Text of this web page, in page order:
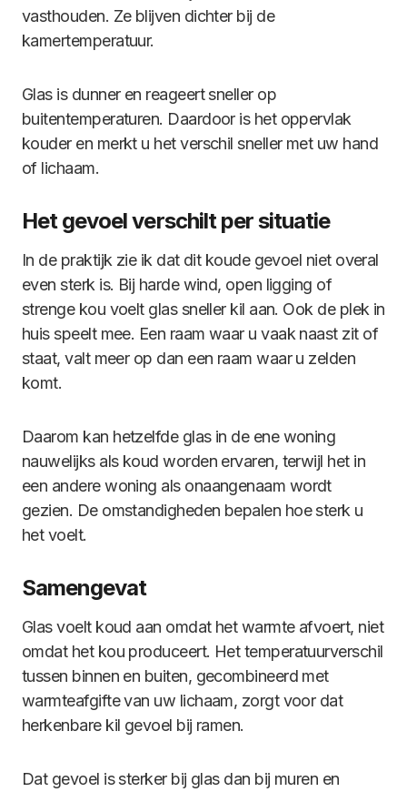
vasthouden. Ze blijven dichter bij de
kamertemperatuur.
Glas is dunner en reageert sneller op
buitentemperaturen. Daardoor is het oppervlak
kouder en merkt u het verschil sneller met uw hand
of lichaam.
Het gevoel verschilt per situatie
In de praktijk zie ik dat dit koude gevoel niet overal
even sterk is. Bij harde wind, open ligging of
strenge kou voelt glas sneller kil aan. Ook de plek in
huis speelt mee. Een raam waar u vaak naast zit of
staat, valt meer op dan een raam waar u zelden
komt.
Daarom kan hetzelfde glas in de ene woning
nauwelijks als koud worden ervaren, terwijl het in
een andere woning als onaangenaam wordt
gezien. De omstandigheden bepalen hoe sterk u
het voelt.
Samengevat
Glas voelt koud aan omdat het warmte afvoert, niet
omdat het kou produceert. Het temperatuurverschil
tussen binnen en buiten, gecombineerd met
warmteafgifte van uw lichaam, zorgt voor dat
herkenbare kil gevoel bij ramen.
Dat gevoel is sterker bij glas dan bij muren en